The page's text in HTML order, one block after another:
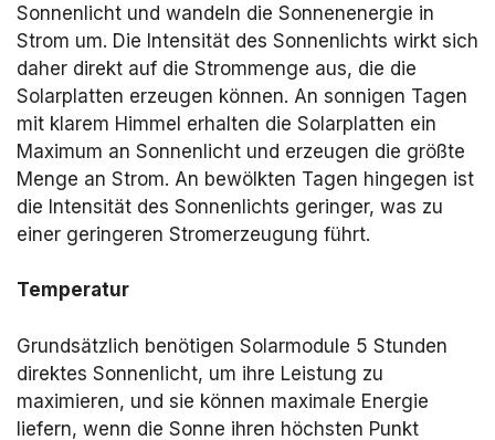
Sonnenlicht und wandeln die Sonnenenergie in
Strom um. Die Intensität des Sonnenlichts wirkt sich
daher direkt auf die Strommenge aus, die die
Solarplatten erzeugen können. An sonnigen Tagen
mit klarem Himmel erhalten die Solarplatten ein
Maximum an Sonnenlicht und erzeugen die größte
Menge an Strom. An bewölkten Tagen hingegen ist
die Intensität des Sonnenlichts geringer, was zu
einer geringeren Stromerzeugung führt.
Temperatur
Grundsätzlich benötigen Solarmodule 5 Stunden
direktes Sonnenlicht, um ihre Leistung zu
maximieren, und sie können maximale Energie
liefern, wenn die Sonne ihren höchsten Punkt